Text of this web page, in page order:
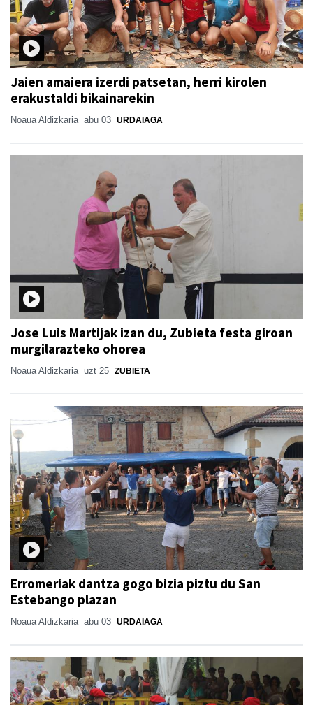
Jaien amaiera izerdi patsetan, herri kirolen
erakustaldi bikainarekin
Noaua Aldizkaria abu 03 URDAIAGA
Jose Luis Martijak izan du, Zubieta festa giroan
murgilarazteko ohorea
Noaua Aldizkaria uzt 25 ZUBIETA
Erromeriak dantza gogo bizia piztu du San
Estebango plazan
Noaua Aldizkaria abu 03 URDAIAGA